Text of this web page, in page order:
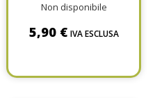
Non disponibile
5,90 € IVA ESCLUSA